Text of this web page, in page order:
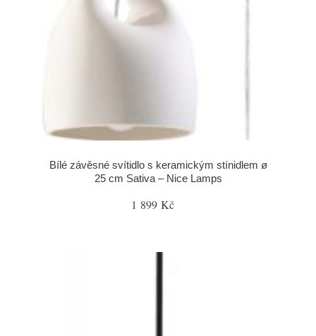
Bílé závěsné svítidlo s keramickým stínidlem ø
25 cm Sativa – Nice Lamps
1 899 Kč